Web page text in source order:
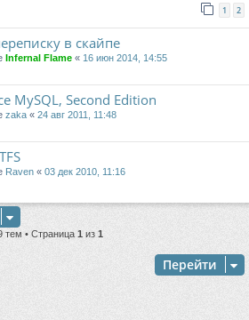
1 2
в скайпе
Infernal Flame « 16 июн 2014, 14:55
MySQL, Second Edition
zaka « 24 авг 2011, 11:48
Raven « 03 дек 2010, 11:16
тем • Страница 1 из 1
Перейти